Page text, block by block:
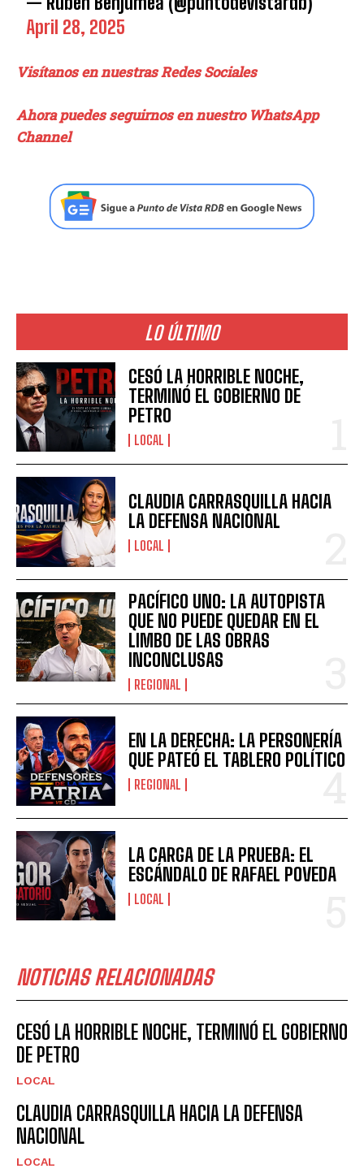
April 28, 2025
Visítanos en nuestras Redes Sociales
Ahora puedes seguirnos en nuestro WhatsApp
Channel
LO ÚLTIMO
CESÓ LA HORRIBLE NOCHE,
TERMINÓ EL GOBIERNO DE
PETRO
LOCAL
CLAUDIA CARRASQUILLA HACIA
LA DEFENSA NACIONAL
LOCAL
PACÍFICO UNO: LA AUTOPISTA
QUE NO PUEDE QUEDAR EN EL
LIMBO DE LAS OBRAS
INCONCLUSAS
REGIONAL
EN LA DERECHA: LA PERSONERÍA
QUE PATEÓ EL TABLERO POLÍTICO
REGIONAL
LA CARGA DE LA PRUEBA: EL
ESCÁNDALO DE RAFAEL POVEDA
LOCAL
NOTICIAS RELACIONADAS
CESÓ LA HORRIBLE NOCHE, TERMINÓ EL GOBIERNO
DE PETRO
LOCAL
CLAUDIA CARRASQUILLA HACIA LA DEFENSA
NACIONAL
LOCAL